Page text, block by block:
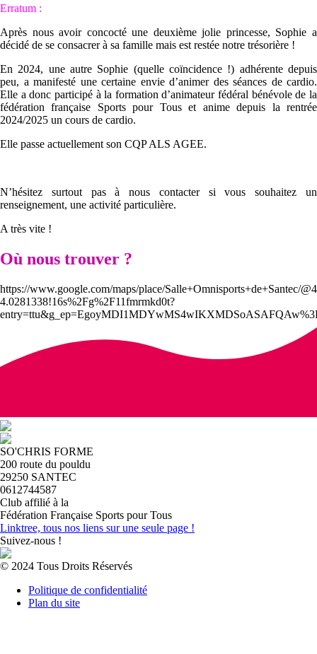
Erratum :
Après nous avoir concocté une deuxième jolie princesse, Sophie a
décidé de se consacrer à sa famille mais est restée notre trésorière !
En 2024, une autre Sophie (quelle coïncidence !) adhérente depuis
peu, a manifesté une certaine envie d’animer des séances de cardio.
Elle a donc participé à la formation d’animateur fédéral bénévole de la
fédération française Sports pour Tous et anime depuis la rentrée
2024/2025 un cours de cardio.
Elle passe actuellement son CQP ALS AGEE.
N’hésitez surtout pas à nous contacter si vous souhaitez un
renseignement, une activité particulière.
A très vite !
Où nous trouver ?
https://www.google.com/maps/place/Salle+Omnisports+de+Santec/
4.0281338!16s%2Fg%2F11fmrmkd0t?
SO'CHRIS FORME
200 route du pouldu
29250 SANTEC
0612744587
Club affilié à la
Fédération Française Sports pour Tous
Linktree, tous nos liens sur une seule page !
Suivez-nous !
© 2024 Tous Droits Réservés
Politique de confidentialité
Plan du site